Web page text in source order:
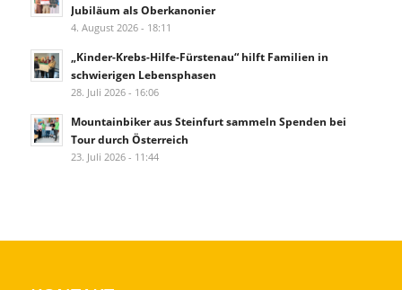
Jubiläum als Oberkanonier
4. August 2026 - 18:11
„Kinder-Krebs-Hilfe-Fürstenau“ hilft Familien in
schwierigen Lebensphasen
28. Juli 2026 - 16:06
Mountainbiker aus Steinfurt sammeln Spenden bei
Tour durch Österreich
23. Juli 2026 - 11:44